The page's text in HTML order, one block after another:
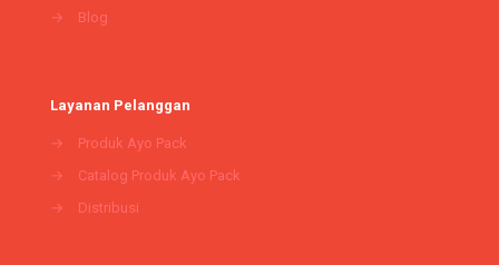
→
Blog
Layanan Pelanggan
→
Produk Ayo Pack
→
Catalog Produk Ayo Pack
→
Distribusi